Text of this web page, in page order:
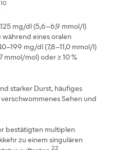
10
mg/dl (5,6–6,9 mmol/l)
eines oralen
mg/dl (7,8–11,0 mmol/l)
mmol/mol) oder ≥ 10 %
starker Durst, häufiges
Sehen und
bestätigten multiplen
zu einem singulären
22